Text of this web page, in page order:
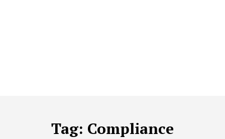
Tag: Compliance